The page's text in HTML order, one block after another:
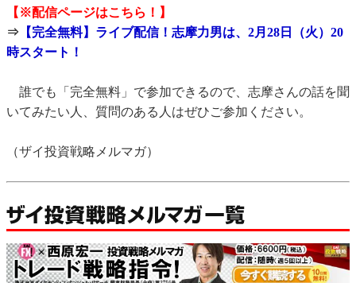
【※配信ページはこちら！】
⇒ 【完全無料】ライブ配信！志摩力男は、2月28日（火）20
時スタート！
誰でも「完全無料」で参加できるので、志摩さんの話を聞
いてみたい人、質問のある人はぜひご参加ください。
（ザイ投資戦略メルマガ）